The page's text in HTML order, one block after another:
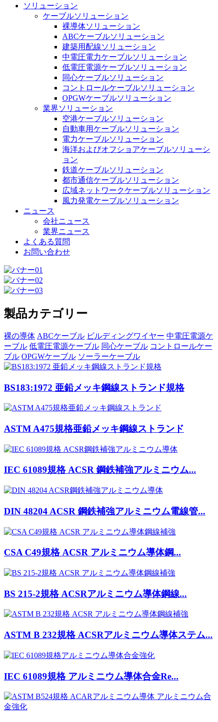
ソリューション
ケーブルソリューション
裸導体ソリューション
ABCケーブルソリューション
建築用配線ソリューション
中電圧電力ケーブルソリューション
低電圧電源ケーブルソリューション
同心ケーブルソリューション
コントロールケーブルソリューション
OPGWケーブルソリューション
業界ソリューション
空港ケーブルソリューション
自動車用ケーブルソリューション
電力ケーブルソリューション
海洋およびオフショアケーブルソリューシ
ョン
鉄道ケーブルソリューション
都市通信ケーブルソリューション
広域ネットワークケーブルソリューション
風力発電ケーブルソリューション
ニュース
会社ニュース
業界ニュース
よくある質問
お問い合わせ
製品カテゴリー
裸の導体 ABCケーブル ビルディングワイヤー 中電圧電源ケ
ーブル 低電圧電源ケーブル 同心ケーブル コントロールケー
ブル OPGWケーブル ソーラーケーブル
BS183:1972 亜鉛メッキ鋼線ストランド規格
ASTM A475規格亜鉛メッキ鋼線ストランド
IEC 61089規格 ACSR 鋼鉄補強アルミニウム...
DIN 48204 ACSR 鋼鉄補強アルミニウム電線管...
CSA C49規格 ACSR アルミニウム導体鋼...
BS 215-2規格 ACSRアルミニウム導体鋼線...
ASTM B 232規格 ACSRアルミニウム導体ステム...
IEC 61089規格 アルミニウム導体合金Re...